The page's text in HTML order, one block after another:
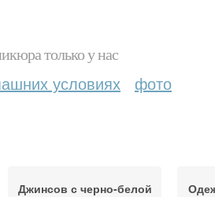
только у нас
условиях фото
Джинсов с черно-белой